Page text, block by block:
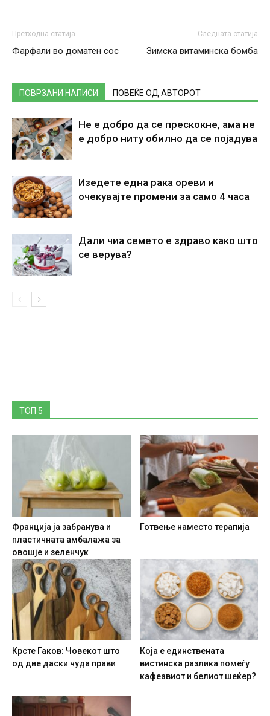
Претходна статија
Фарфали во доматен сос
Следната статија
Зимска витаминска бомба
ПОВРЗАНИ НАПИСИ ПОВЕЌЕ ОД АВТОРОТ
Не е добро да се прескокне, ама не
е добро ниту обилно да се појадува
Изедете една рака ореви и
очекувајте промени за само 4 часа
Дали чиа семето е здраво како што
се верува?
ТОП 5
Франција ја забранува и
пластичната амбалажа за
овошје и зеленчук
Готвење наместо терапија
Крсте Гаков: Човекот што
од две даски чуда прави
Која е единствената
вистинска разлика помеѓу
кафеавиот и белиот шеќер?